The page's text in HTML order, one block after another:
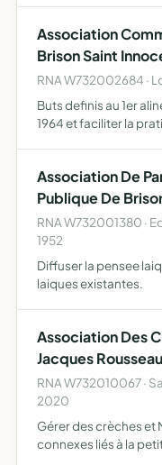
Association
Brison Saint
RNA W732002684 ·
Buts definis au 1er
1964 et faciliter la
Association De
Publique De
RNA W732001380 ·
1952
Diffuser la pensee
laiques existantes.
Association Des
Jacques Rousseau
RNA W732010067 ·
2020
Gérer des crèches et
connexes liés à la